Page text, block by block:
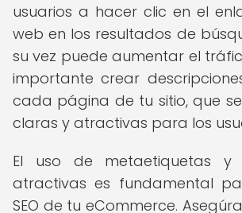
usuarios a hacer clic en el
web en los resultados de
su vez puede aumentar el
importante crear
cada página de tu sitio, que
claras y atractivas para los
El uso de metaetiquetas y
atractivas es fundamental
SEO de tu eCommerce.